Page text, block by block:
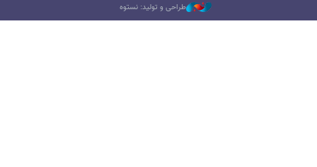
طراحی و تولید: نستوه